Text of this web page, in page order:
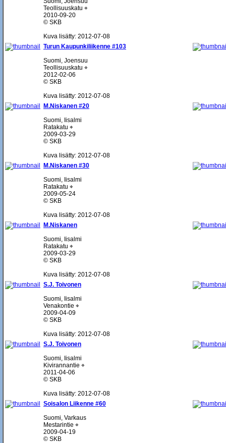
Teollisuuskatu ⌖
2010-09-20
© SKB
Kuva lisätty: 2012-07-08
Turun Kaupunkiliikenne #103
Suomi, Joensuu
Teollisuuskatu ⌖
2012-02-06
© SKB
Kuva lisätty: 2012-07-08
M.Niskanen #20
Suomi, Iisalmi
Ratakatu ⌖
2009-03-29
© SKB
Kuva lisätty: 2012-07-08
M.Niskanen #30
Suomi, Iisalmi
Ratakatu ⌖
2009-05-24
© SKB
Kuva lisätty: 2012-07-08
M.Niskanen
Suomi, Iisalmi
Ratakatu ⌖
2009-03-29
© SKB
Kuva lisätty: 2012-07-08
S.J. Toivonen
Suomi, Iisalmi
Venakontie ⌖
2009-04-09
© SKB
Kuva lisätty: 2012-07-08
S.J. Toivonen
Suomi, Iisalmi
Kivirannantie ⌖
2011-04-06
© SKB
Kuva lisätty: 2012-07-08
Soisalon Liikenne #60
Suomi, Varkaus
Mestarintie ⌖
2009-04-19
© SKB